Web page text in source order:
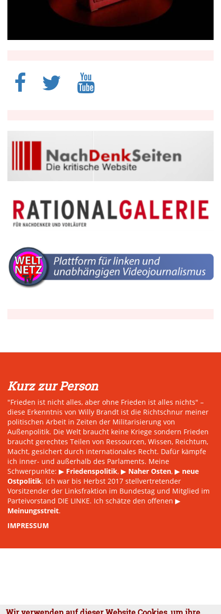
Kurz zur Person
"Frieden ist nicht alles, aber ohne Frieden ist alles nichts" –
diese Erkenntnis von Willy Brandt ist die Richtschnur meiner
politischen Arbeit in Zeiten der Militarisierung von
Außenpolitik. Die Welt braucht keine Kriege sondern Frieden
braucht gerechtes Teilen von Ressourcen, Wissen, Reichtum,
Macht, gesichert durch internationales Recht. Dafür kämpfe
ich inner- und außerhalb des Parlaments. Meine
Schwerpunkte: ▶ Friedenspolitik, ▶ Naher Osten, ▶ neue
Ostpolitik. Ich war bis Herbst 2017 stellvertretender
Vorsitzender der Linksfraktion im Bundestag und Mitglied im
Parteivorstand DIE LINKE. Ich schätze den offenen ▶
Meinungsstreit.
IMPRESSUM